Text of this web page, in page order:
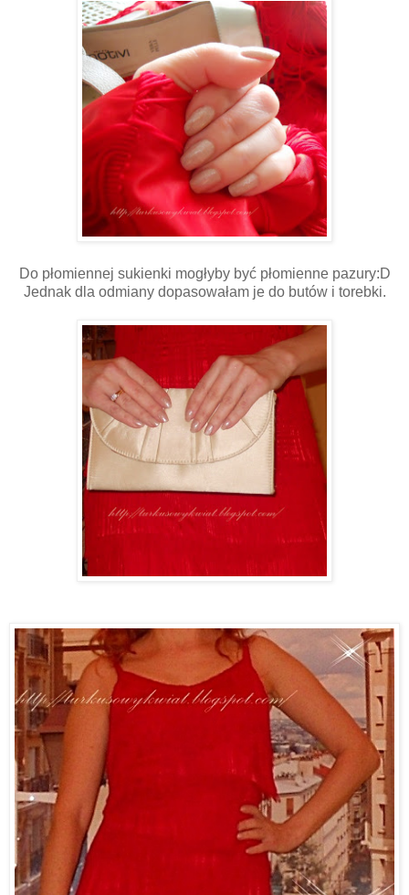
Do płomiennej sukienki mogłyby być płomienne pazury:D
Jednak dla odmiany dopasowałam je do butów i torebki.